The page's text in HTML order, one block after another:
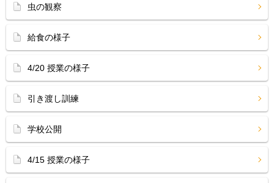
虫の観察
給食の様子
4/20 授業の様子
引き渡し訓練
学校公開
4/15 授業の様子